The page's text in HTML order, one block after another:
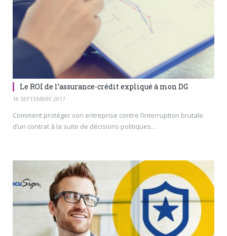
Le ROI de l’assurance-crédit expliqué à mon DG
18 SEPTEMBRE 2017
Comment protéger son entreprise contre l’interruption brutale
d’un contrat à la suite de décisions politiques…